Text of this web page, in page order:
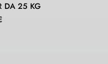
DA 25 KG